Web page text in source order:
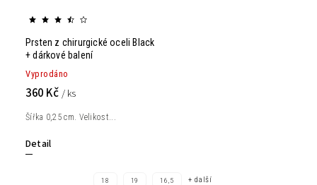
Prsten z chirurgické oceli Black
+ dárkové balení
Vyprodáno
360 Kč / ks
Detail
Šířka 0,25 cm. Velikost...
18 19 16,5 + další